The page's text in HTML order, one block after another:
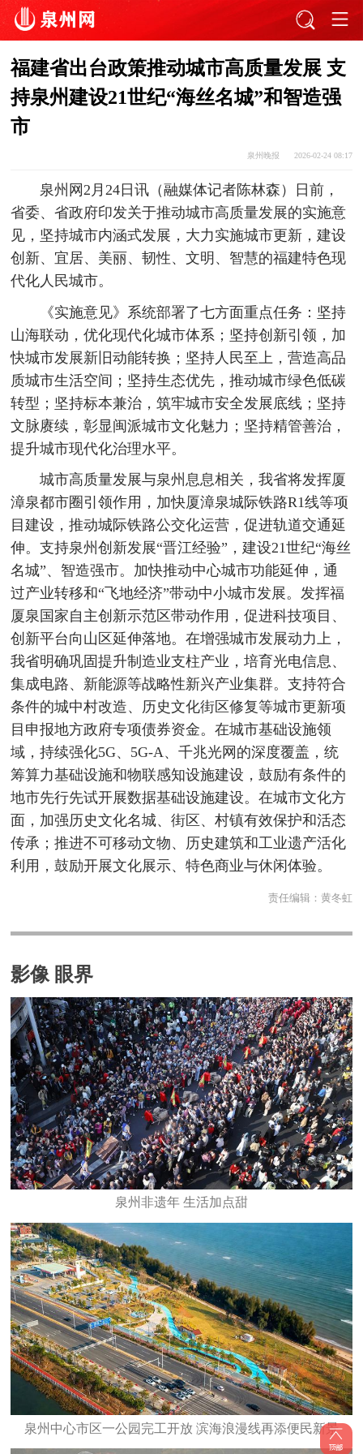
福建省出台政策推动城市高质量发展 支
持泉州建设21世纪“海丝名城”和智造强
市
泉州晚报 2026-02-24 08:17
泉州网2月24日讯（融媒体记者陈林森）日前，
省委、省政府印发关于推动城市高质量发展的实施意
见，坚持城市内涵式发展，大力实施城市更新，建设
创新、宜居、美丽、韧性、文明、智慧的福建特色现
代化人民城市。
《实施意见》系统部署了七方面重点任务：坚持
山海联动，优化现代化城市体系；坚持创新引领，加
快城市发展新旧动能转换；坚持人民至上，营造高品
质城市生活空间；坚持生态优先，推动城市绿色低碳
转型；坚持标本兼治，筑牢城市安全发展底线；坚持
文脉赓续，彰显闽派城市文化魅力；坚持精管善治，
提升城市现代化治理水平。
城市高质量发展与泉州息息相关，我省将发挥厦
漳泉都市圈引领作用，加快厦漳泉城际铁路R1线等项
目建设，推动城际铁路公交化运营，促进轨道交通延
伸。支持泉州创新发展“晋江经验”，建设21世纪“海丝
名城”、智造强市。加快推动中心城市功能延伸，通
过产业转移和“飞地经济”带动中小城市发展。发挥福
厦泉国家自主创新示范区带动作用，促进科技项目、
创新平台向山区延伸落地。在增强城市发展动力上，
我省明确巩固提升制造业支柱产业，培育光电信息、
集成电路、新能源等战略性新兴产业集群。支持符合
条件的城中村改造、历史文化街区修复等城市更新项
目申报地方政府专项债券资金。在城市基础设施领
域，持续强化5G、5G-A、千兆光网的深度覆盖，统
筹算力基础设施和物联感知设施建设，鼓励有条件的
地市先行先试开展数据基础设施建设。在城市文化方
面，加强历史文化名城、街区、村镇有效保护和活态
传承；推进不可移动文物、历史建筑和工业遗产活化
利用，鼓励开展文化展示、特色商业与休闲体验。
责任编辑： 黄冬虹
影像 眼界
泉州非遗年 生活加点甜
泉州中心市区一公园完工开放 滨海浪漫线再添便民新景